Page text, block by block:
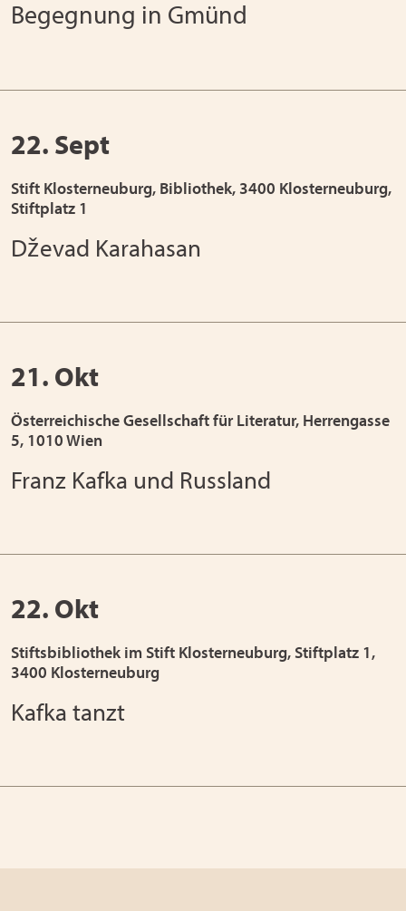
Begegnung in Gmünd
22. Sept
Stift Klosterneuburg, Bibliothek, 3400 Klosterneuburg,
Stiftplatz 1
Dževad Karahasan
21. Okt
Österreichische Gesellschaft für Literatur, Herrengasse
5, 1010 Wien
Franz Kafka und Russland
22. Okt
Stiftsbibliothek im Stift Klosterneuburg, Stiftplatz 1,
3400 Klosterneuburg
Kafka tanzt